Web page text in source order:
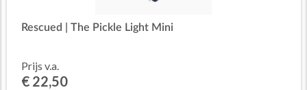
Rescued | The Pickle Light Mini
Prijs v.a.
€ 22,50